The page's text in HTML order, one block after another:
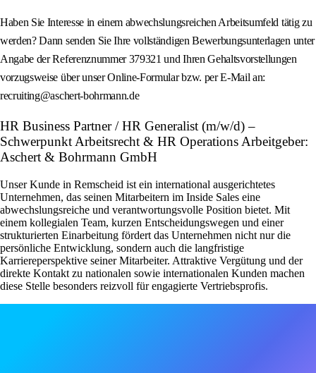
Haben Sie Interesse in einem abwechslungsreichen Arbeitsumfeld tätig zu
werden? Dann senden Sie Ihre vollständigen Bewerbungsunterlagen unter
Angabe der Referenznummer 379321 und Ihren Gehaltsvorstellungen
vorzugsweise über unser Online-Formular bzw. per E-Mail an:
recruiting@aschert-bohrmann.de
HR Business Partner / HR Generalist (m/w/d) –
Schwerpunkt Arbeitsrecht & HR Operations Arbeitgeber:
Aschert & Bohrmann GmbH
Unser Kunde in Remscheid ist ein international ausgerichtetes
Unternehmen, das seinen Mitarbeitern im Inside Sales eine
abwechslungsreiche und verantwortungsvolle Position bietet. Mit
einem kollegialen Team, kurzen Entscheidungswegen und einer
strukturierten Einarbeitung fördert das Unternehmen nicht nur die
persönliche Entwicklung, sondern auch die langfristige
Karriereperspektive seiner Mitarbeiter. Attraktive Vergütung und der
direkte Kontakt zu nationalen sowie internationalen Kunden machen
diese Stelle besonders reizvoll für engagierte Vertriebsprofis.